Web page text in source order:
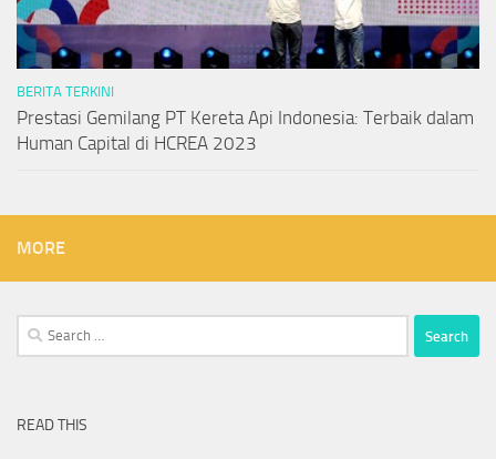
BERITA TERKINI
Prestasi Gemilang PT Kereta Api Indonesia: Terbaik dalam
Human Capital di HCREA 2023
MORE
Search
for:
READ THIS